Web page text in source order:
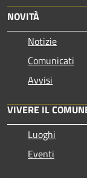
NOVITÀ
Notizie
Comunicati
Avvisi
VIVERE IL
Luoghi
Eventi